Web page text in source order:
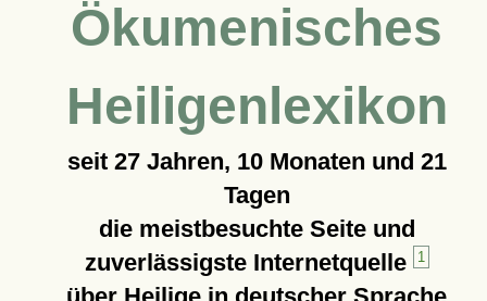
Ökumenisches
Heiligenlexikon
seit 27 Jahren, 10 Monaten und 21
Tagen
die meistbesuchte Seite und
zuverlässigste Internetquelle
1